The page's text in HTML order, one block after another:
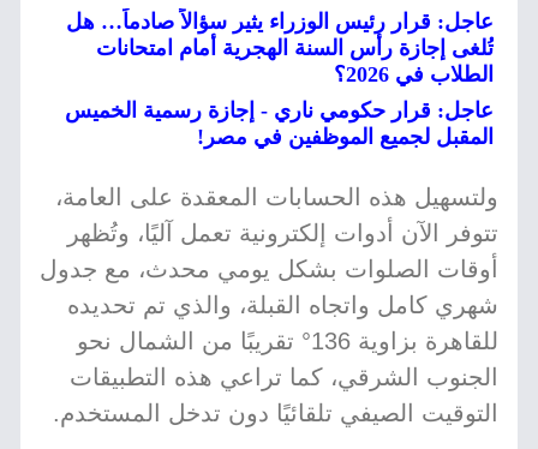
عاجل: قرار رئيس الوزراء يثير سؤالاً صادماً… هل
تُلغى إجازة رأس السنة الهجرية أمام امتحانات
الطلاب في 2026؟
عاجل: قرار حكومي ناري - إجازة رسمية الخميس
المقبل لجميع الموظفين في مصر!
ولتسهيل هذه الحسابات المعقدة على العامة،
تتوفر الآن أدوات إلكترونية تعمل آليًا، وتُظهر
أوقات الصلوات بشكل يومي محدث، مع جدول
شهري كامل واتجاه القبلة، والذي تم تحديده
للقاهرة بزاوية 136° تقريبًا من الشمال نحو
الجنوب الشرقي، كما تراعي هذه التطبيقات
التوقيت الصيفي تلقائيًا دون تدخل المستخدم.